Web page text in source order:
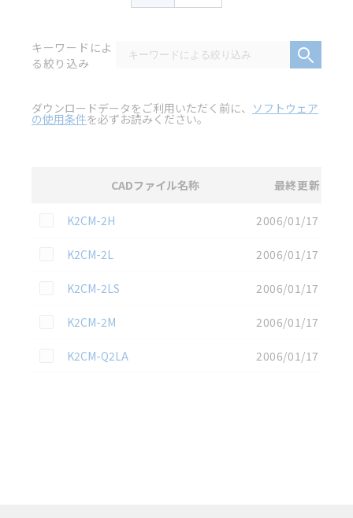
キーワードによ
る絞り込み
ダウンロードデータをご利用いただく前に、 ソフトウェア
の使用条件を必ずお読みください。
CADファイル名称 最終更新
この資料を選択
K2CM-2H
2006/01/17
この資料を選択
K2CM-2L
2006/01/17
この資料を選択
K2CM-2LS
2006/01/17
この資料を選択
K2CM-2M
2006/01/17
この資料を選択
K2CM-Q2LA 2006/01/17